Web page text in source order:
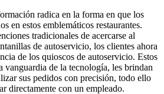
radica en la forma en que los
en estos emblemáticos restaurantes.
tradicionales de acercarse al
de autoservicio, los clientes ahora
de los quioscos de autoservicio. Estos
vanguardia de la tecnología, les brindan
sus pedidos con precisión, todo ello
directamente con un empleado.